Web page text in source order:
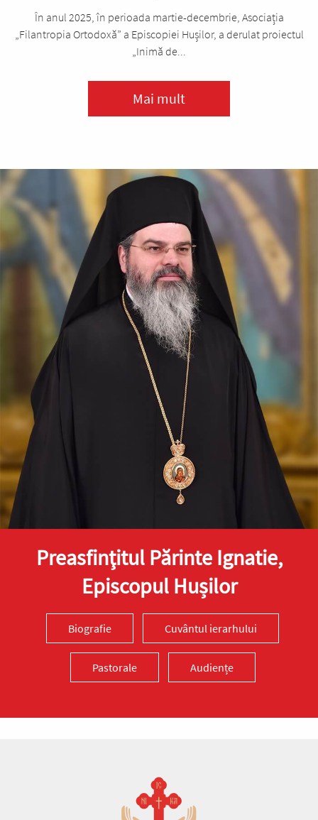
În anul 2025, în perioada martie-decembrie, Asociația
„Filantropia Ortodoxă” a Episcopiei Hușilor, a derulat proiectul
„Inimă de...
Mai mult
Preasfinţitul Părinte Ignatie,
Episcopul Hușilor
Biografie Cuvântul ierarhului
Pastorale Audiențe